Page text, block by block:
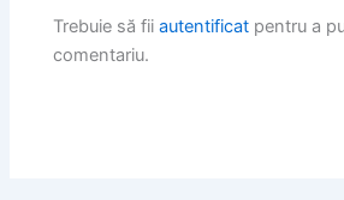
Trebuie să fiiautentificat pentru a
comentariu.